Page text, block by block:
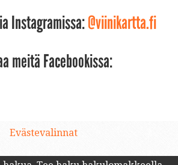
Instagramissa:@viinikartta.fi
meitä Facebookissa:
Evästevalinnat